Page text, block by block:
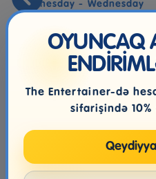
Wednesday - Wednesday
Addams - Collectable
46.99₼
OYUNCAQ
The Entertainer-də
sifarişində